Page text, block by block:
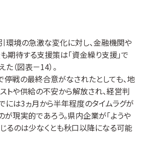
環境の急激な変化に対し、金融機関や
期待する支援策は「資金繰り支援」で
（図表－14）。
停戦の最終合意がなされたとしても、地
トや供給の不安から解放され、経営判
には3ヵ月から半年程度のタイムラグが
現実的であろう。県内企業が「ようや
じるのは少なくとも秋口以降になる可能